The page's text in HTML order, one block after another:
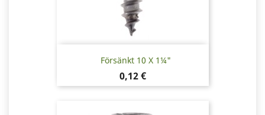
Försänkt 10 X 1¼"
Pris
0,12 €